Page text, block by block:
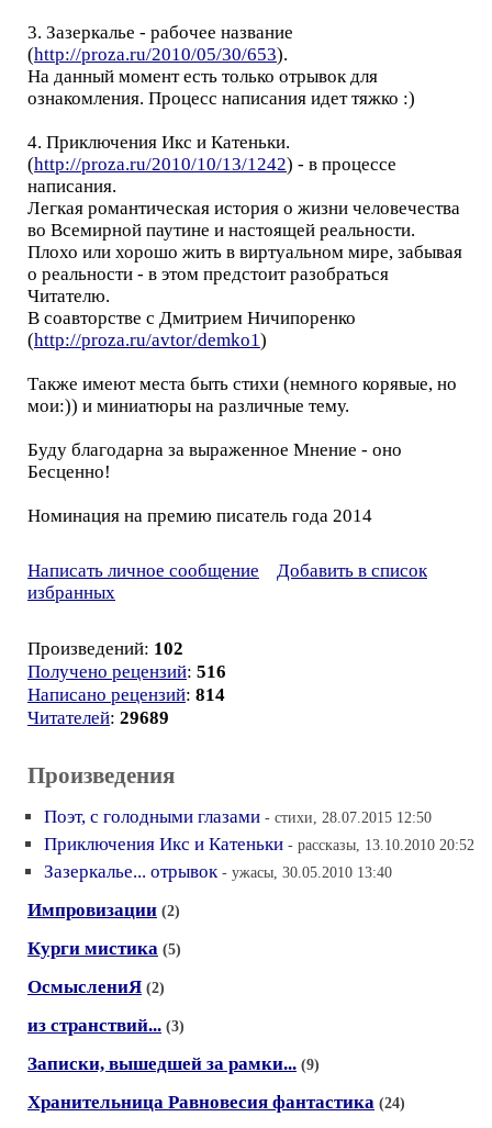
3. Зазеркалье - рабочее название
(http://proza.ru/2010/05/30/653).
На данный момент есть только отрывок для
ознакомления. Процесс написания идет тяжко :)
4. Приключения Икс и Катеньки.
(http://proza.ru/2010/10/13/1242) - в процессе
написания.
Легкая романтическая история о жизни человечества
во Всемирной паутине и настоящей реальности.
Плохо или хорошо жить в виртуальном мире, забывая
о реальности - в этом предстоит разобраться
Читателю.
В соавторстве с Дмитрием Ничипоренко
(http://proza.ru/avtor/demko1)
Также имеют места быть стихи (немного корявые, но
мои:)) и миниатюры на различные тему.
Буду благодарна за выраженное Мнение - оно
Бесценно!
Номинация на премию писатель года 2014
Написать личное сообщение
Добавить в список
избранных
Произведений: 102
Получено рецензий: 516
Написано рецензий: 814
Читателей: 29689
Произведения
Поэт, с голодными глазами - стихи, 28.07.2015 12:50
Приключения Икс и Катеньки - рассказы, 13.10.2010 20:52
Зазеркалье... отрывок - ужасы, 30.05.2010 13:40
Импровизации (2)
Курги мистика (5)
ОсмыслениЯ (2)
из странствий... (3)
Записки, вышедшей за рамки... (9)
Хранительница Равновесия фантастика (24)